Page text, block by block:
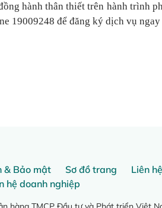
hành thân thiết trên hành trình
19009248 để đăng ký dịch vụ ngay
& Bảo mật Sơ đồ trang
Liên
hệ doanh nghiệp